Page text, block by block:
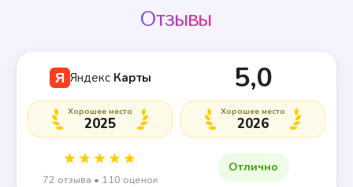
Отзывы
Я Яндекс Карты 5,0
★★★★★
72 отзыва • 110 оценок
Хорошее место
2025
Хорошее место
2026
Отлично